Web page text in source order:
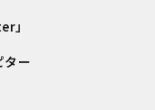
」
ター